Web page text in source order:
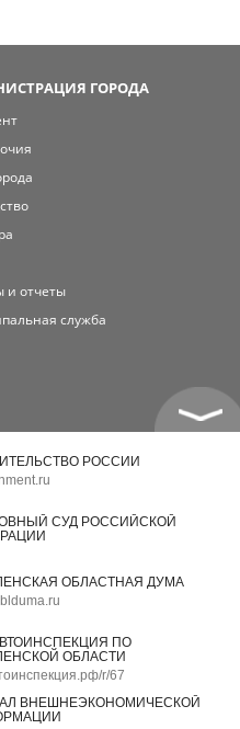
ГОРОДА
и отчеты
служба
РОССИИ
СУД РОССИЙСКОЙ
ОБЛАСТНАЯ ДУМА
ПО
ОБЛАСТИ
r/67
ВНЕШНЕЭКОНОМИЧЕСКОЙ